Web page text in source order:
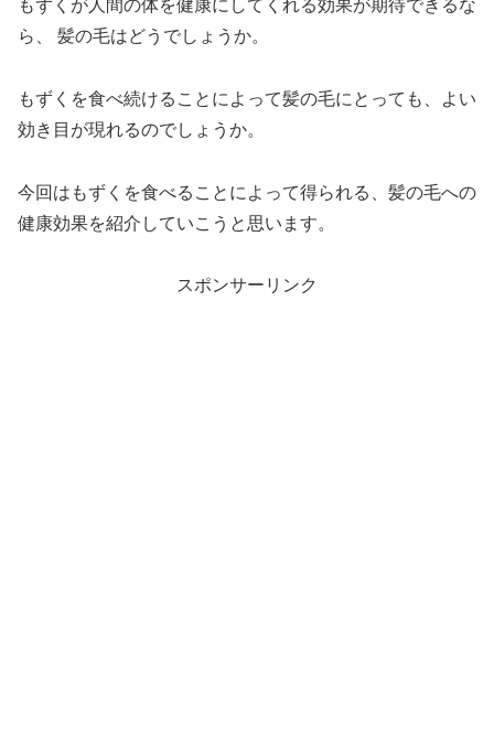
もずくが人間の体を健康にしてくれる効果が期待できるな
ら、
髪の毛はどうでしょうか。
もずくを食べ続けることによって髪の毛にとっても、
よい
効き目が現れるのでしょうか。
今回はもずくを食べることによって得られる、 髪の毛への
健康効果を紹介していこうと思います。
スポンサーリンク